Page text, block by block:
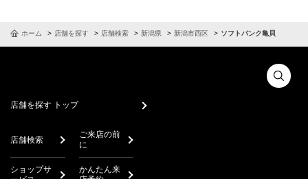
ホーム 店舗を探す 店舗検索 新潟県 新潟市西区 ソフトバンク亀貝
店舗を探す トップ
店舗検索
ご来店の前
に
ショップサ
かんたん来